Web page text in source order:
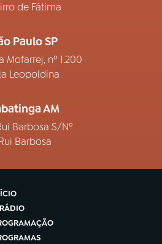
de Fátima
Paulo SP
Mofarrej, nº 1.200
Leopoldina
AM
Barbosa S/Nº
Barbosa